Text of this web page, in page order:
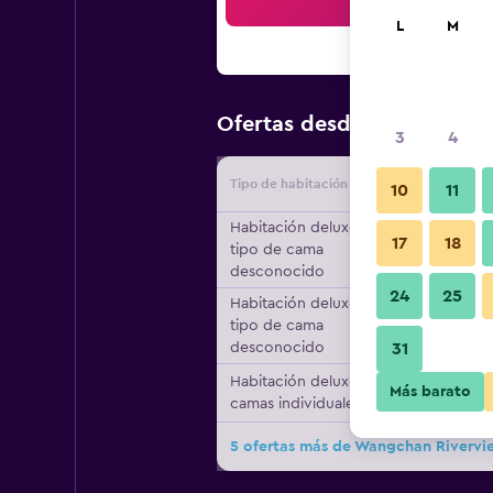
Ofertas desde Oferta
Tipo de habitación
Habitación deluxe,
tipo de cama
desconocido
Habitación deluxe,
tipo de cama
desconocido
Habitación deluxe, 2
camas individuales
5 ofertas más de Wangchan
L M
3 4
10 11
17 18
24 25
31
Más barato